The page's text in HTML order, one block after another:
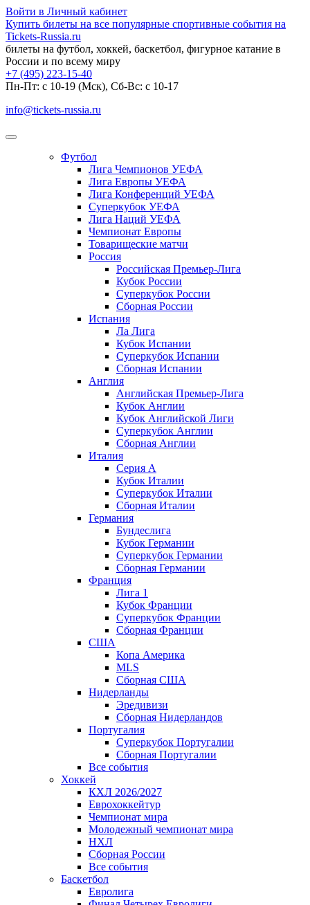
Войти в Личный кабинет
Купить билеты на все популярные спортивные события на
Tickets-Russia.ru
билеты на футбол, хоккей, баскетбол, фигурное катание в
России и по всему миру
+7 (495) 223-15-40
Пн-Пт: c 10-19 (Мск), Сб-Вс: с 10-17
info@tickets-russia.ru
Футбол
Лига Чемпионов УЕФА
Лига Европы УЕФА
Лига Конференций УЕФА
Суперкубок УЕФА
Лига Наций УЕФА
Чемпионат Европы
Товарищеские матчи
Россия
Российская Премьер-Лига
Кубок России
Суперкубок России
Сборная России
Испания
Ла Лига
Кубок Испании
Суперкубок Испании
Сборная Испании
Англия
Английская Премьер-Лига
Кубок Англии
Кубок Английской Лиги
Суперкубок Англии
Сборная Англии
Италия
Серия А
Кубок Италии
Суперкубок Италии
Сборная Италии
Германия
Бундеслига
Кубок Германии
Суперкубок Германии
Сборная Германии
Франция
Лига 1
Кубок Франции
Суперкубок Франции
Сборная Франции
США
Копа Америка
MLS
Сборная США
Нидерланды
Эредивизи
Сборная Нидерландов
Португалия
Суперкубок Португалии
Сборная Португалии
Все события
Хоккей
КХЛ 2026/2027
Еврохоккейтур
Чемпионат мира
Молодежный чемпионат мира
НХЛ
Сборная России
Все события
Баскетбол
Евролига